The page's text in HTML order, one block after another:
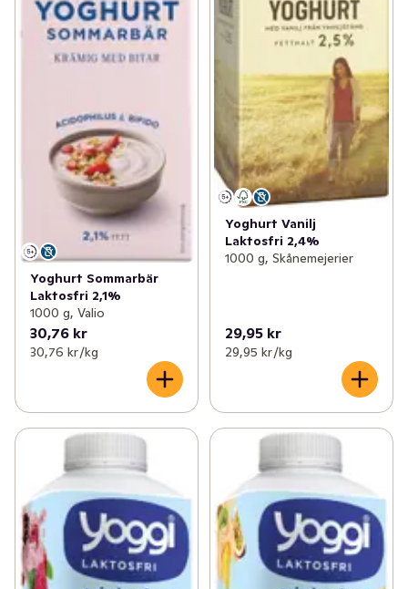
Yoghurt Sommarbär
Laktosfri 2,1%
1000 g, Valio
30,76 kr
30,76 kr /kg
Yoghurt Vanilj
Laktosfri 2,4%
1000 g, Skånemejerier
29,95 kr
29,95 kr /kg